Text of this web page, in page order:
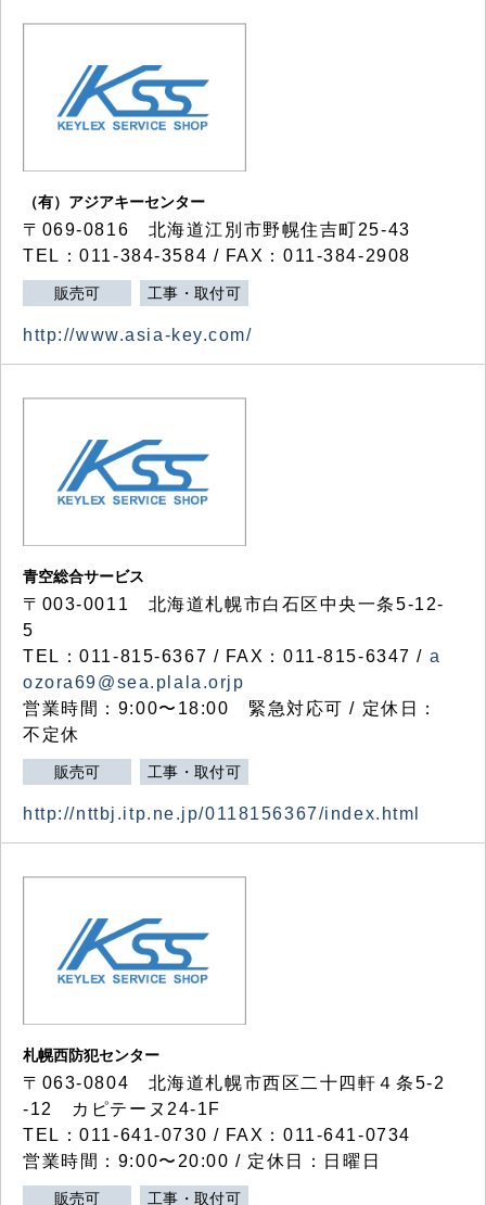
（有）アジアキーセンター
〒069-0816 北海道江別市野幌住吉町25-43
TEL：011-384-3584 / FAX：011-384-2908
販売可 工事・取付可
http://www.asia-key.com/
青空総合サービス
〒003-0011 北海道札幌市白石区中央一条5-12-
5
TEL：011-815-6367 / FAX：011-815-6347 / a
ozora69@sea.plala.orjp
営業時間：9:00〜18:00 緊急対応可 / 定休日：
不定休
販売可 工事・取付可
http://nttbj.itp.ne.jp/0118156367/index.html
札幌西防犯センター
〒063-0804 北海道札幌市西区二十四軒４条5-2
-12 カピテーヌ24-1F
TEL：011-641-0730 / FAX：011-641-0734
営業時間：9:00〜20:00 / 定休日：日曜日
販売可 工事・取付可